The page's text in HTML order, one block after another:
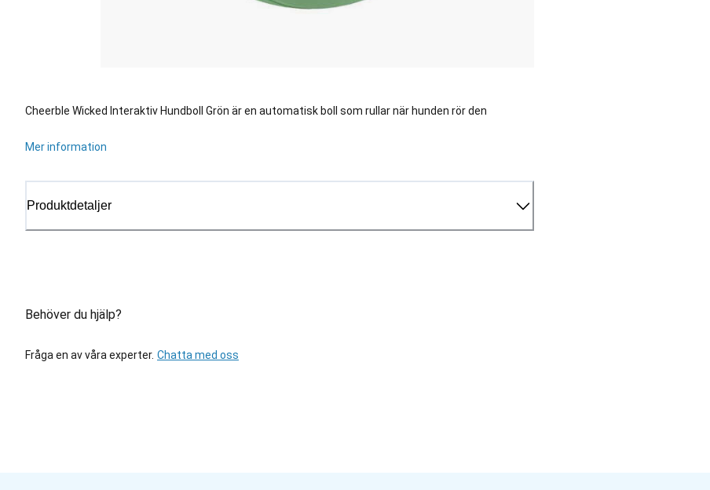
Cheerble Wicked Interaktiv Hundboll Grön är en automatisk boll som rullar när hunden rör den
Mer information
Produktdetaljer
Behöver du hjälp?
Fråga en av våra experter. Chatta med oss